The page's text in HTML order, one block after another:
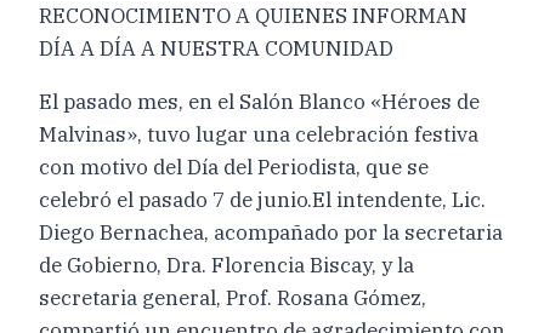
RECONOCIMIENTO A QUIENES INFORMAN
DÍA A DÍA A NUESTRA COMUNIDAD
El pasado mes, en el Salón Blanco «Héroes de
Malvinas», tuvo lugar una celebración festiva
con motivo del Día del Periodista, que se
celebró el pasado 7 de junio.El intendente, Lic.
Diego Bernachea, acompañado por la secretaria
de Gobierno, Dra. Florencia Biscay, y la
secretaria general, Prof. Rosana Gómez,